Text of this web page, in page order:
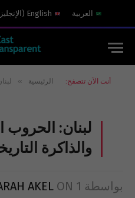
العربية English
(
أنت الآن تتصفح: الرئيسية »
لبنان: الحروب
والذاكرة
بواسطة AKEL ON 1 يوليو 2013